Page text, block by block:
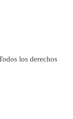
los derechos